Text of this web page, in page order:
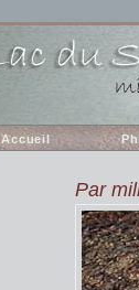
Accueil
Par